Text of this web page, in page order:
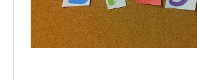
Zentrale Veranstaltungen